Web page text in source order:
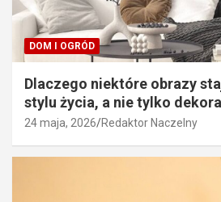
DOM I OGRÓD
Dlaczego niektóre obrazy
stylu życia, a nie tylko
24 maja, 2026 Redaktor Naczelny